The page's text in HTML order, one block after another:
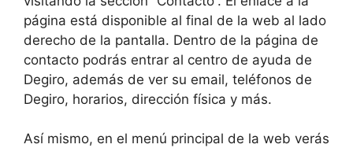
página está disponible al final de la web al lado
derecho de la pantalla. Dentro de la página de
contacto podrás entrar al centro de ayuda de
Degiro, además de ver su email, teléfonos de
Degiro, horarios, dirección física y más.
Así mismo, en el menú principal de la web verás